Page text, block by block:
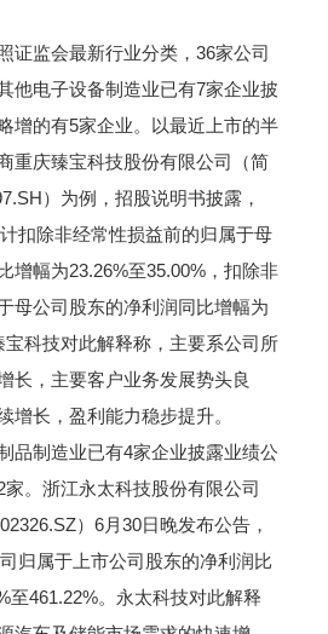
监会最新行业分类，36家公司
他电子设备制造业已有7家企业披
增的有5家企业。以最近上市的半
重庆臻宝科技股份有限公司（简
）为例，招股说明书披露，
扣除非经常性损益前的归属于母
增幅为23.26%至35.00%，扣除非
母公司股东的净利润同比增幅为
宝科技对此解释称，主要系公司所
长，主要客户业务发展势头良
增长，盈利能力稳步提升。
制造业已有4家企业披露业绩公
。浙江永太科技股份有限公司
）6月30日晚发布公告，
归属于上市公司股东的净利润比
至461.22%。永太科技对此解释